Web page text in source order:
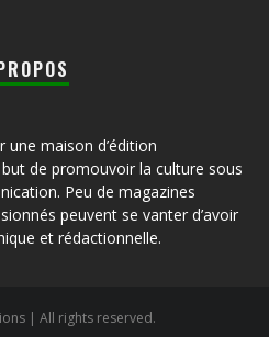
une maison d’édition
de promouvoir la culture sous
Peu de magazines
peuvent se vanter d’avoir
et rédactionnelle.
| All rights reserved.